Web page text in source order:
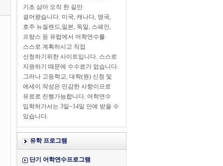
기초 삼아 오직 한 길만
걸어왔습니다. 미국, 캐나다, 영국,
호주 뉴질랜드,일본, 독일, 스페인,
프랑스 등 유럽에서 어학연수를
스스로 계획하시고 직접
신청하기위한 사이트입니다. 스스로
지원하기 때문에 수수료가 없습니다.
그러나 고등학교, 대학(원) 신청 및
에세이 작성은 민감한 사항이므로
유료로 진행가능합니다. 어학연수
입학허가서는 3일~14일 안에 받을 수
있습니다.
유학 프로그램
단기 어학연수프로그램